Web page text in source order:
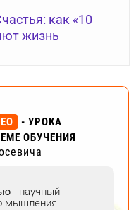
как «10
жизнь
- УРОКА
ОБУЧЕНИЯ
- научный
мышления